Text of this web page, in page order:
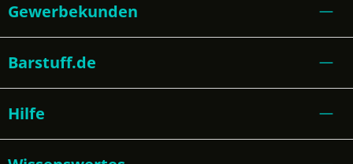
Gewerbekunden
Barstuff.de
Hilfe